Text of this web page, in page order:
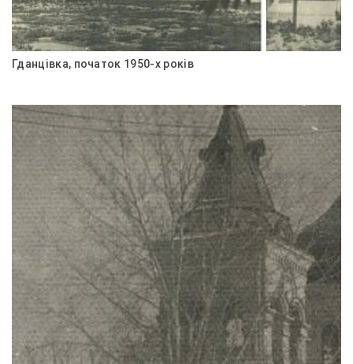
Гданцівка, початок 1950-х років